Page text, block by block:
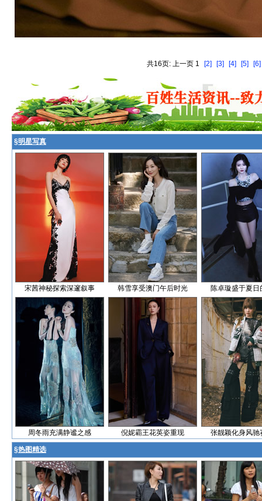
共16页: 上一页 1 [2] [3] [4] [5] [6]
§明星写真
宋茜神秘探索深邃叙事 韩雪享受澳门午后时光 陈卓璇盛于夏日
周冬雨充满静谧之感 倪妮霸王花英姿重现 张靓颖化身风驰
§热图精选